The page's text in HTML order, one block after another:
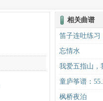
相关曲谱
笛子连吐练习
忘情水
我爱五指山，
童庐筝谱：
枫桥夜泊